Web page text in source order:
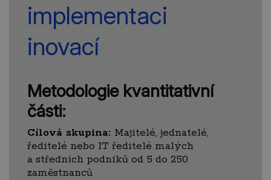
implementaci
inovací
Metodologie kvantitativní
části:
Cílová skupina: Majitelé, jednatelé,
ředitelé nebo IT ředitelé malých
a středních podniků od 5 do 250
zaměstnanců